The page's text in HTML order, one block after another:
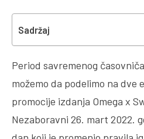
Sadržaj
Period savremenog
možemo da podelimo na dve
promocije izdanja Omega x
Nezaboravni 26. mart 2022.